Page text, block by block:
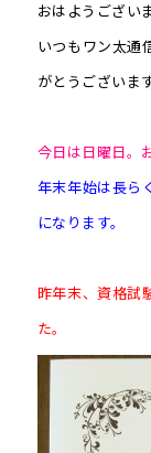
おはようござい
いつもワン太通
がとうございま
今日は日曜日。
年末年始は長ら
になります。
昨年末、資格試
た。